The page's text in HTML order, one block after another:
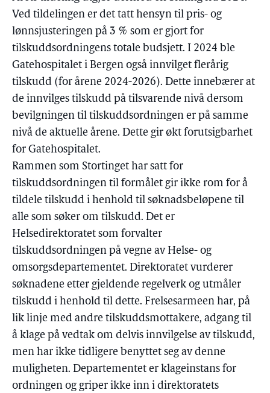
Ved tildelingen er det tatt hensyn til pris- og
lønnsjusteringen på 3 % som er gjort for
tilskuddsordningens totale budsjett. I 2024 ble
Gatehospitalet i Bergen også innvilget flerårig
tilskudd (for årene 2024-2026). Dette innebærer at
de innvilges tilskudd på tilsvarende nivå dersom
bevilgningen til tilskuddsordningen er på samme
nivå de aktuelle årene. Dette gir økt forutsigbarhet
for Gatehospitalet.
Rammen som Stortinget har satt for
tilskuddsordningen til formålet gir ikke rom for å
tildele tilskudd i henhold til søknadsbeløpene til
alle som søker om tilskudd. Det er
Helsedirektoratet som forvalter
tilskuddsordningen på vegne av Helse- og
omsorgsdepartementet. Direktoratet vurderer
søknadene etter gjeldende regelverk og utmåler
tilskudd i henhold til dette. Frelsesarmeen har, på
lik linje med andre tilskuddsmottakere, adgang til
å klage på vedtak om delvis innvilgelse av tilskudd,
men har ikke tidligere benyttet seg av denne
muligheten. Departementet er klageinstans for
ordningen og griper ikke inn i direktoratets